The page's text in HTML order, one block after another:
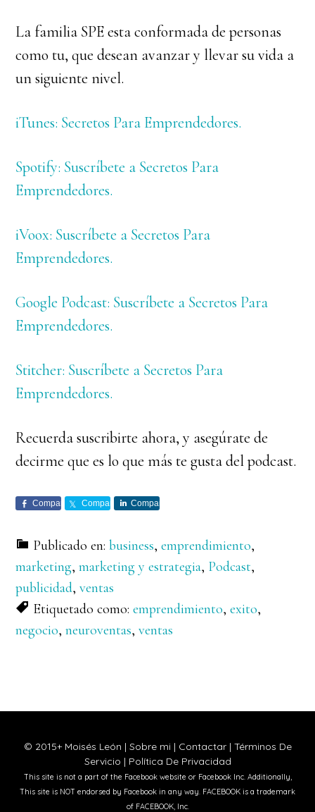
La familia SPE esta conformada de personas
como tu, que desean avanzar y llevar su vida a
un siguiente nivel.
iTunes: Secretos Para Emprendedores.
Spotify: Suscríbete a Secretos Para
Emprendedores.
iVoox: Suscríbete a Secretos Para
Emprendedores.
Google Podcast: Suscríbete a Secretos Para
Emprendedores.
Stitcher: Suscríbete a Secretos Para
Emprendedores.
Recuerda suscribirte ahora, y asegúrate de
decirme que es lo que más te gusta del podcast.
Comparte Comparte Comparte
Publicado en:business,emprendimiento,
marketing,marketing y estrategia, Podcast,
publicidad,ventas
Etiquetado como:emprendimiento,exito,
negocio,neuroventas,ventas
© 2015+ Moisés León | Sobre mi | Contactar| Términos De
Servicio | Política De Privacidad
This site is not a part of the Facebook website or Facebook Inc. Additionally,
This site is NOT endorsed by Facebook in any way. FACEBOOK is a trademark
of FACEBOOK, Inc.